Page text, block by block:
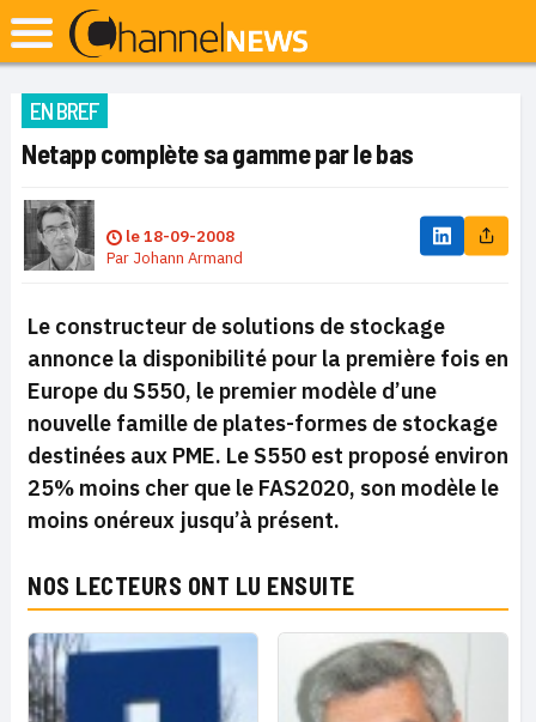
EN BREF
Netapp complète sa gamme par le bas
le18-09-2008
Par Johann Armand
Le constructeur de solutions de stockage
annonce la disponibilité pour la première fois en
Europe du S550, le premier modèle d’une
nouvelle famille de plates-formes de stockage
destinées aux PME. Le S550 est proposé environ
25% moins cher que le FAS2020, son modèle le
moins onéreux jusqu’à présent.
NOS LECTEURS ONT LU ENSUITE